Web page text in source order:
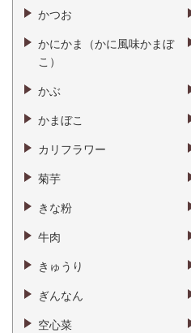
かつお
かにかま（かに風味かまぼ
こ）
かぶ
かまぼこ
カリフラワー
菊芋
きな粉
牛肉
きゅうり
ぎんなん
空心菜